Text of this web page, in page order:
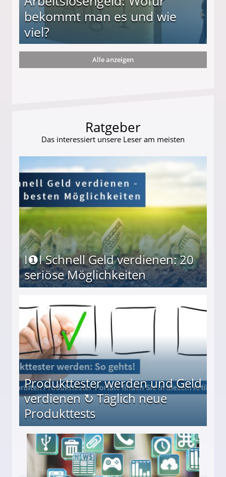
bekommt man es und wie
viel?
und wie viel?
Alle anzeigen
Ratgeber
Das interessiert unsere Leser am meisten
I❶I Schnell Geld verdienen: 20
seriöse Möglichkeiten
Produkttester werden und Geld
verdienen ↻ Täglich neue
Produkttests
↻ Täglich neue Produkttests